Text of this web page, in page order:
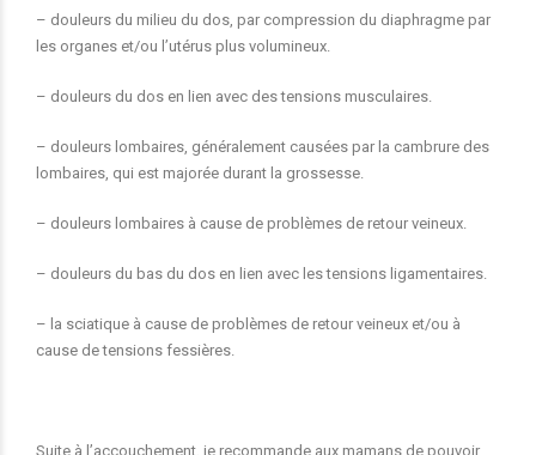
– douleurs du milieu du dos, par compression du diaphragme par
les organes et/ou l’utérus plus volumineux.
– douleurs du dos en lien avec des tensions musculaires.
– douleurs lombaires, généralement causées par la cambrure des
lombaires, qui est majorée durant la grossesse.
– douleurs lombaires à cause de problèmes de retour veineux.
– douleurs du bas du dos en lien avec les tensions ligamentaires.
– la sciatique à cause de problèmes de retour veineux et/ou à
cause de tensions fessières.
Suite à l’accouchement, je recommande aux mamans de pouvoir